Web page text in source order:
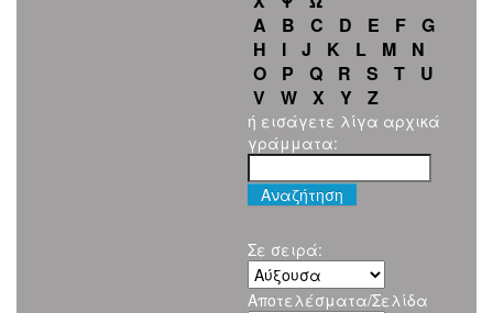
A
B C D E F
G
H
I J K L M
N
O
P Q R S T
U
V
W X Y Z
ή εισάγετε λίγα αρχικά
γράμματα:
Σε σειρά:
Αποτελέσματα/Σελίδα